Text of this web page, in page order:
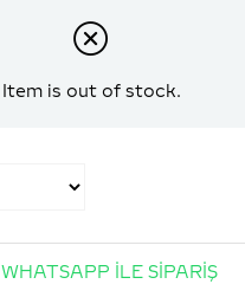
Item is out of stock.
WHATSAPP İLE SİPARİŞ